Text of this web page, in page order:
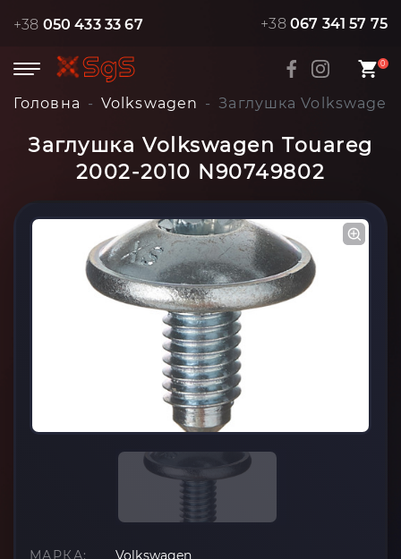
+38 050 433 33 67 +38 067 341 57 75
0
Головна Volkswagen Заглушка
Заглушка Volkswagen Touareg
2002-2010 N90749802
МАРКА:
Volkswagen